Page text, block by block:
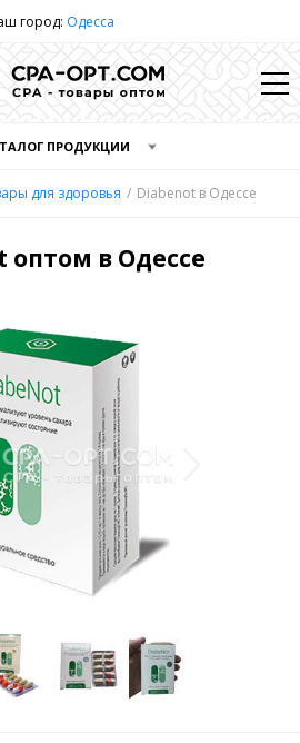
город: Одесса
ПРОДУКЦИИ
для здоровья Diabenot в Одессе
оптом в Одессе